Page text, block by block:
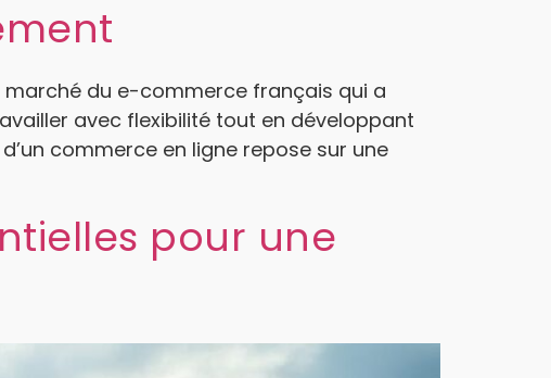
marché du e-commerce français qui a
avec flexibilité tout en développant
commerce en ligne repose sur une
pour une